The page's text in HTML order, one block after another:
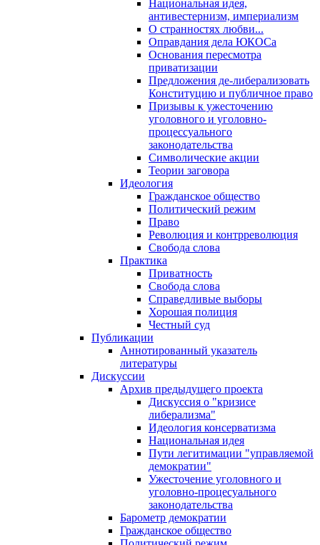
Национальная идея,
антивестернизм, империализм
О странностях любви...
Оправдания дела ЮКОСа
Основания пересмотра
приватизации
Предложения де-либерализовать
Конституцию и публичное право
Призывы к ужесточению
уголовного и уголовно-
процессуального
законодательства
Символические акции
Теории заговора
Идеология
Гражданское общество
Политический режим
Право
Революция и контрреволюция
Свобода слова
Практика
Приватность
Свобода слова
Справедливые выборы
Хорошая полиция
Честный суд
Публикации
Аннотированный указатель
литературы
Дискуссии
Архив предыдущего проекта
Дискуссия о "кризисе
либерализма"
Идеология консерватизма
Национальная идея
Пути легитимации "управляемой
демократии"
Ужесточение уголовного и
уголовно-процесуального
законодательства
Барометр демократии
Гражданское общество